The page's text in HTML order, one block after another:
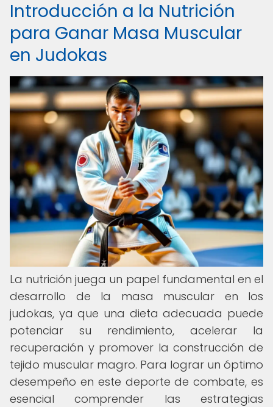
Introducción a la Nutrición
para Ganar Masa Muscular
en Judokas
La nutrición juega un papel fundamental en el
desarrollo de la masa muscular en los
judokas, ya que una dieta adecuada puede
potenciar su rendimiento, acelerar la
recuperación y promover la construcción de
tejido muscular magro. Para lograr un óptimo
desempeño en este deporte de combate, es
esencial comprender las estrategias